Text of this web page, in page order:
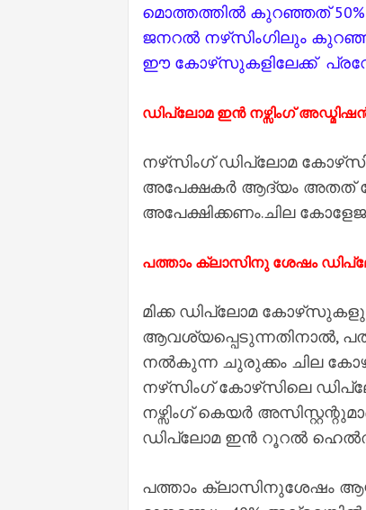
മൊത്തത്തിൽ കുറഞ്ഞത് 50%
ജനറൽ നഴ്‌സിംഗിലും
ഈ കോഴ്‌സുകളിലേക്ക്
ഡിപ്ലോമ ഇൻ നഴ്സിംഗ്
നഴ്‌സിംഗ് ഡിപ്ലോമ
അപേക്ഷകർ ആദ്യം അതത്
അപേക്ഷിക്കണം.ചില
പത്താം ക്ലാസിനു ശേഷം
മിക്ക ഡിപ്ലോമ
ആവശ്യപ്പെടുന്നതിനാൽ,
നൽകുന്ന ചുരുക്കം ചില
നഴ്‌സിംഗ് കോഴ്‌സിലെ
നഴ്സിംഗ് കെയർ
ഡിപ്ലോമ ഇൻ റൂറൽ
പത്താം ക്ലാസിനുശേഷം